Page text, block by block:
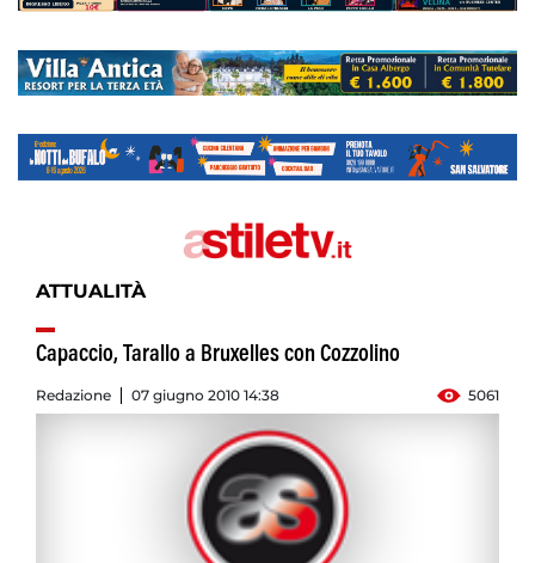
ATTUALITÀ
Capaccio, Tarallo a Bruxelles con Cozzolino
Redazione 07 giugno 2010 14:38 5061